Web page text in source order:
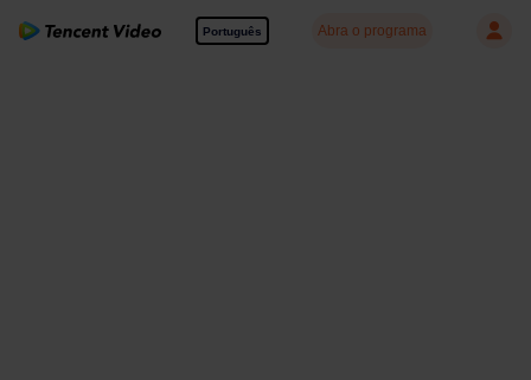
Português Abra o programa